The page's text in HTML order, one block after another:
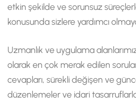
etkin şekilde ve sorunsuz
konusunda sizlere yardımcı
Uzmanlık ve uygulama
olarak en çok merak edilen
cevapları, sürekli değişen ve
düzenlemeler ve idari